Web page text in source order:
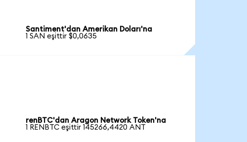
Santiment'dan Amerikan Doları'na
1 SAN eşittir $0,0635
renBTC'dan Aragon Network Token'na
1 RENBTC eşittir 145266,4420 ANT